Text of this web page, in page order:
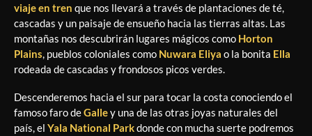
viaje en tren que nos llevará a través de plantaciones de té,
cascadas y un paisaje de ensueño hacia las tierras altas. Las
montañas nos descubrirán lugares mágicos como Horton
Plains, pueblos coloniales como Nuwara Eliya o la bonita Ella
rodeada de cascadas y frondosos picos verdes.
Descenderemos hacia el sur para tocar la costa conociendo el
famoso faro deGalley una de las otras joyas naturales del
país, el Yala National Parkdonde con mucha suerte podremos